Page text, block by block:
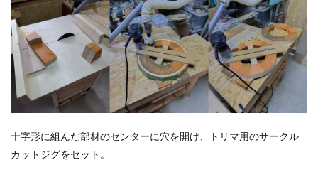
十字形に組んだ部材のセンターに穴を開け、トリマ用のサークル
カットジグをセット。